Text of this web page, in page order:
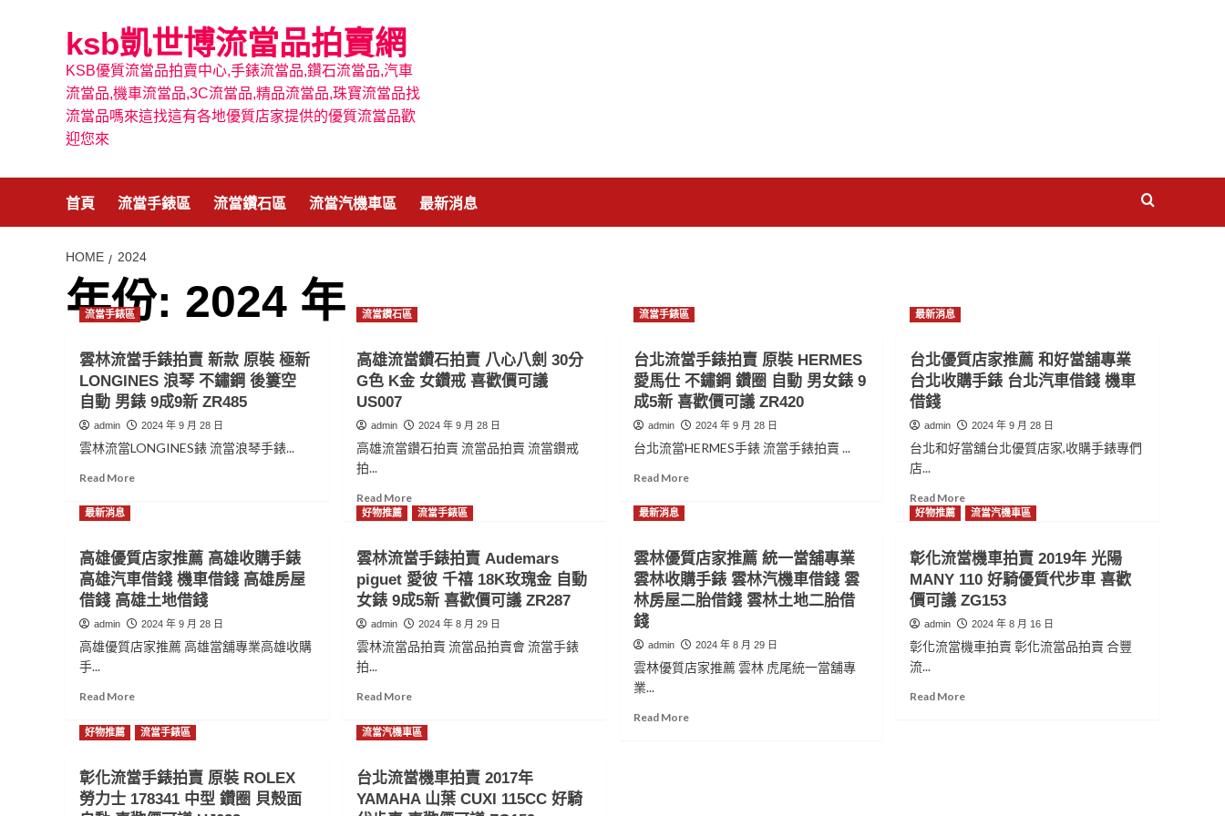
ksb凱世博流當品拍賣網
KSB優質流當品拍賣中心,手錶流當品,鑽石流當品,汽車
流當品,機車流當品,3C流當品,精品流當品,珠寶流當品找
流當品嗎來這找這有各地優質店家提供的優質流當品歡
迎您來
首頁 流當手錶區 流當鑽石區 流當汽機車區 最新消息
HOME 2024
年份: 2024 年
流當手錶區
雲林流當手錶拍賣 新款 原裝 極新
LONGINES 浪琴 不鏽鋼 後簍空
自動 男錶 9成9新 ZR485
admin 2024 年 9 月 28 日
雲林流當LONGINES錶 流當浪琴手錶...
Read MoreRead
流
當
手
拍
賣
原
極
LONGINES
浪
琴
流當鑽石區
高雄流當鑽石拍賣 八心八劍 30分
G色 K金 女鑽戒 喜歡價可議
US007
admin 2024 年 9 月 28 日
高雄流當鑽石拍賣 流當品拍賣 流當鑽戒
拍...
Read MoreRead
more
高
雄
流
當
鑽
拍
心
劍
分
G
色
流當手錶區
台北流當手錶拍賣 原裝 HERMES
愛馬仕 不鏽鋼 鑽圈 自動 男女錶 9
成5新 喜歡價可議 ZR420
admin 2024 年 9 月 28 日
台北流當HERMES手錶 流當手錶拍賣 ...
Read MoreRead
流
當
手
賣
原
愛
最新消息
台北優質店家推薦 和好當舖專業
台北收購手錶 台北汽車借錢 機車
借錢
admin 2024 年 9 月 28 日
台北和好當舖台北優質店家,收購手錶專們
店...
Read MoreRead
more
台
北
優
質
店
推
最新消息
高雄優質店家推薦 高雄收購手錶
高雄汽車借錢 機車借錢 高雄房屋
借錢 高雄土地借錢
admin 2024 年 9 月 28 日
高雄優質店家推薦 高雄當舖專業高雄收購
手...
Read MoreRead
about
優
質
好物推薦 流當手錶區
雲林流當手錶拍賣 Audemars
piguet 愛彼 千禧 18K玫瑰金 自動
女錶 9成5新 喜歡價可議 ZR287
admin 2024 年 8 月 29 日
雲林流當品拍賣 流當品拍賣會 流當手錶
拍...
Read MoreRead
about
流
當
最新消息
雲林優質店家推薦 統一當舖專業
雲林收購手錶 雲林汽機車借錢 雲
林房屋二胎借錢 雲林土地二胎借
錢
admin 2024 年 8 月 29 日
雲林優質店家推薦 雲林 虎尾統一當舖專
業...
Read MoreRead
好物推薦 流當汽機車區
彰化流當機車拍賣 2019年 光陽
MANY 110 好騎優質代步車 喜歡
價可議 ZG153
admin 2024 年 8 月 16 日
彰化流當機車拍賣 彰化流當品拍賣 合豐
流...
Read MoreRead
好物推薦 流當手錶區
彰化流當手錶拍賣 原裝 ROLEX
勞力士 178341 中型 鑽圈 貝殼面
流當汽機車區
台北流當機車拍賣 2017年
YAMAHA 山葉 CUXI 115CC 好騎